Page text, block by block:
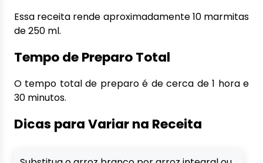
Essa receita rende aproximadamente 10 marmitas
de 250 ml.
Tempo de Preparo Total
O tempo total de preparo é de cerca de 1 hora e
30 minutos.
Dicas para Variar na Receita